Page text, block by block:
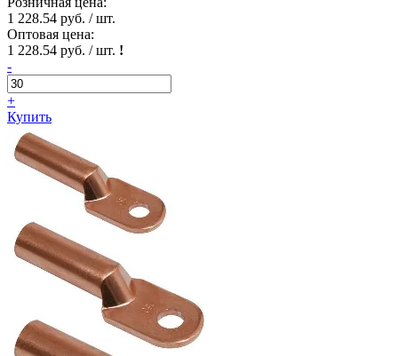
1 228.54 руб. / шт.
Оптовая цена:
1 228.54 руб. / шт. !
-
+
Купить